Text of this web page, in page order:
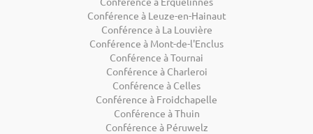
Conférence à Leuze-en-Hainaut
Conférence à La Louvière
Conférence à Mont-de-l'Enclus
Conférence à Tournai
Conférence à Charleroi
Conférence à Celles
Conférence à Froidchapelle
Conférence à Thuin
Conférence à Péruwelz